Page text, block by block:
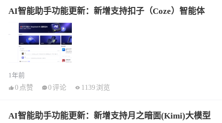
AI智能助手功能更新：新增支持扣子（Coze）智能体
1年前
0 点赞 0评论 1139 浏览
AI智能助手功能更新：新增支持月之暗面(Kimi)大模型